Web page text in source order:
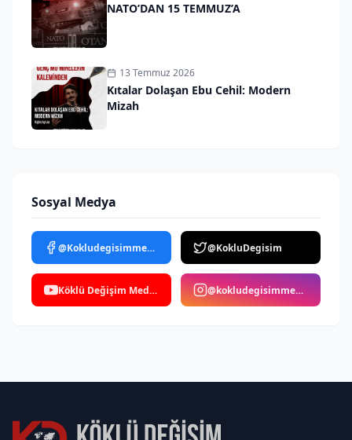
NATO’DAN 15 TEMMUZ’A
13 Temmuz 2026
Kıtalar Dolaşan Ebu Cehil: Modern
Mizah
Sosyal Medya
@Kokludegisimmedya @KokluDegisim
Köklü Değişim Medya @kokludegisimmedya